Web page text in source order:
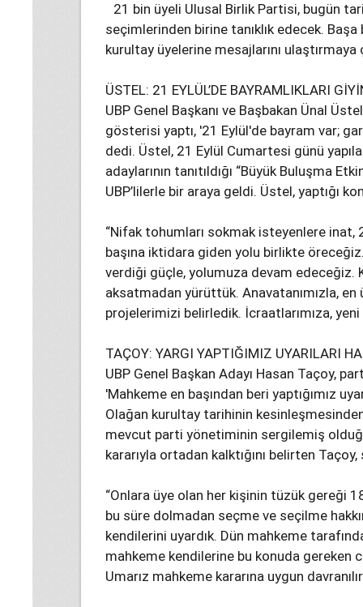
21 bin üyeli Ulusal Birlik Partisi, bugün
seçimlerinden birine tanıklık edecek.
kurultay üyelerine mesajlarını ulaştırmaya
ÜSTEL: 21 EYLÜL’DE BAYRAMLIKLARI
UBP Genel Başkanı ve Başbakan Ünal
gösterisi yaptı, '21 Eylül'de bayram var;
dedi. Üstel, 21 Eylül Cumartesi günü
adaylarının tanıtıldığı “Büyük Buluşma
UBP’lilerle bir araya geldi. Üstel, yaptığı
“Nifak tohumları sokmak isteyenlere inat,
başına iktidara giden yolu birlikte
verdiği güçle, yolumuza devam
aksatmadan yürüttük. Anavatanımızla,
projelerimizi belirledik. İcraatlarımıza,
TAÇOY: YARGI YAPTIĞIMIZ UYARILARI
UBP Genel Başkan Adayı Hasan Taçoy,
'Mahkeme en başından beri yaptığımız
Olağan kurultay tarihinin
mevcut parti yönetiminin sergilemiş
kararıyla ortadan kalktığını belirten
“Onlara üye olan her kişinin tüzük gereği
bu süre dolmadan seçme ve seçilme
kendilerini uyardık. Dün mahkeme
mahkeme kendilerine bu konuda gereken
Umarız mahkeme kararına uygun